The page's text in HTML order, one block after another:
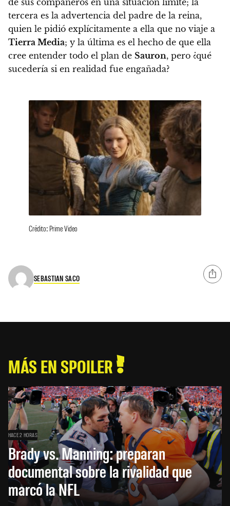
de sus compañeros en una situación límite; la
tercera es la advertencia del padre de la reina,
quien le pidió explícitamente a ella que no viaje a
Tierra Media; y la última es el hecho de que ella
cree entender todo el plan de Sauron, pero ¿qué
sucedería si en realidad fue engañada?
Crédito: Prime Video
SEBASTIAN SACO
MÁS EN SPOILER
HACE 2 HORAS
Brady vs. Manning: preparan
documental sobre la rivalidad que
marcó la NFL